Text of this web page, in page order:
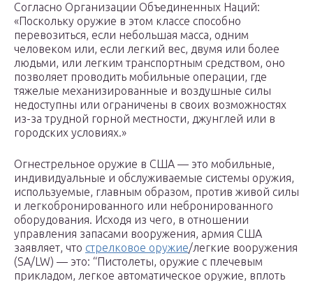
Согласно Организации Объединенных Наций:
«Поскольку оружие в этом классе способно
перевозиться, если небольшая масса, одним
человеком или, если легкий вес, двумя или более
людьми, или легким транспортным средством, оно
позволяет проводить мобильные операции, где
тяжелые механизированные и воздушные силы
недоступны или ограничены в своих возможностях
из-за трудной горной местности, джунглей или в
городских условиях.»
Огнестрельное оружие в США — это мобильные,
индивидуальные и обслуживаемые системы оружия,
используемые, главным образом, против живой силы
и легкобронированного или небронированного
оборудования. Исходя из чего, в отношении
управления запасами вооружения, армия США
заявляет, что стрелковое оружие/легкие вооружения
(SA/LW) — это: “Пистолеты, оружие с плечевым
прикладом, легкое автоматическое оружие, вплоть